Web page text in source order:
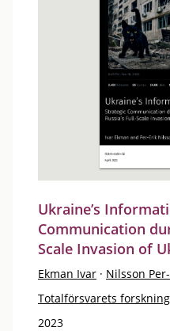
Ukraine’s
Communication
Scale Invasion of
Ekman Ivar · Nilsson
Totalförsvarets
2023